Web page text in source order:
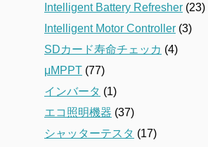
Intelligent Battery Refresher (23)
Intelligent Motor Controller (3)
SDカード寿命チェッカ (4)
μMPPT (77)
インバータ (1)
エコ照明機器 (37)
シャッターテスタ (17)